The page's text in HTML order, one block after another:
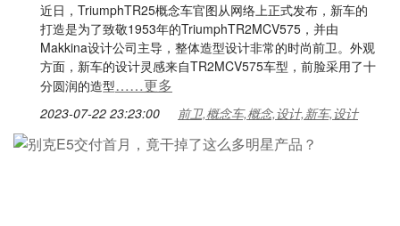
近日，TriumphTR25概念车官图从网络上正式发布，新车的
打造是为了致敬1953年的TriumphTR2MCV575，并由
Makkina设计公司主导，整体造型设计非常的时尚前卫。外观
方面，新车的设计灵感来自TR2MCV575车型，前脸采用了十
分圆润的造型……更多
2023-07-22 23:23:00 前卫,概念车,概念,设计,新车,设计